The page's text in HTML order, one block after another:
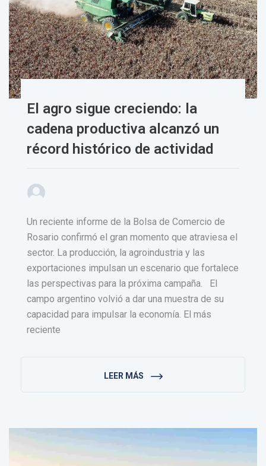
El agro sigue creciendo: la
cadena productiva alcanzó un
récord histórico de actividad
Un reciente informe de la Bolsa de Comercio de
Rosario confirmó el gran momento que atraviesa el
sector. La producción, la agroindustria y las
exportaciones impulsan un escenario que fortalece
las perspectivas para la próxima campaña. El
campo argentino volvió a dar una muestra de su
capacidad para impulsar la economía. El más
reciente
LEER MÁS